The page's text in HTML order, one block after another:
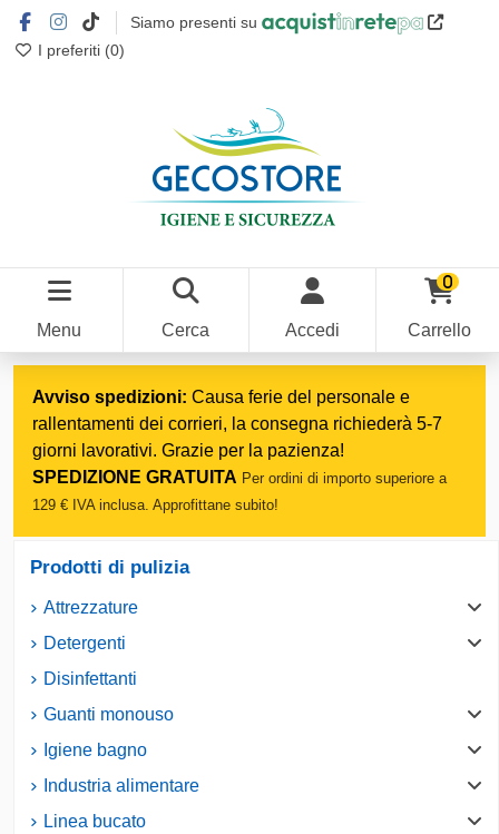
Siamo presenti su
I preferiti (0)
Menu Cerca Accedi
0
Carrello
Avviso spedizioni: Causa ferie del personale e
rallentamenti dei corrieri, la consegna richiederà 5-7
giorni lavorativi. Grazie per la pazienza!
SPEDIZIONE GRATUITA Per ordini di importo superiore a
129 € IVA inclusa. Approfittane subito!
Prodotti di pulizia
Attrezzature
Detergenti
Disinfettanti
Guanti monouso
Igiene bagno
Industria alimentare
Linea bucato